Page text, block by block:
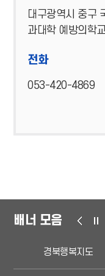
대구광역시 중구
과대학 예방의학
전화
053-420-4869
배너 모음
경북행복지도